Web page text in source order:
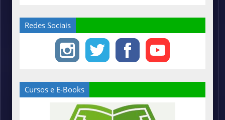
Redes Sociais
Cursos e E-Books